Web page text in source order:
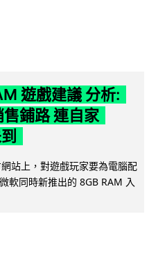
遊戲建議 分析:
鋪路 連自家
站上，對遊戲玩家要為電腦配
軟同時新推出的 8GB RAM 入